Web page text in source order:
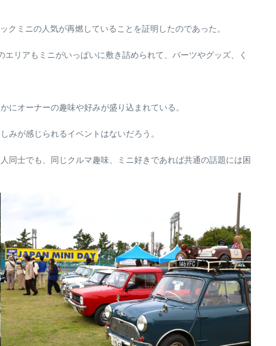
ミニの人気が再燃していることを証明したのであった。
リアもミニがいっぱいに敷き詰められて、パーツやグッズ、く
オーナーの趣味や好みが盛り込まれている。
みが感じられるイベントはないだろう。
同士でも、同じクルマ趣味、ミニ好きであれば共通の話題には困